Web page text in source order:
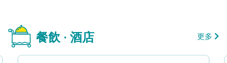
餐飲 · 酒店 更多